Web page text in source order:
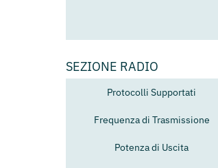
SEZIONE RADIO
Protocolli Supportati
Frequenza di Trasmissione
Potenza di Uscita